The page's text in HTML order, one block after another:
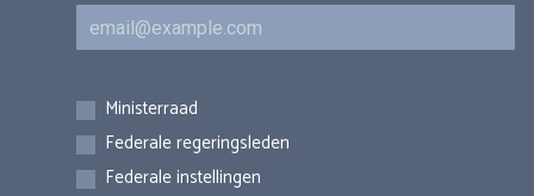
E-mail
Inschrijvingen
Ministerraad
Federale regeringsleden
Federale instellingen